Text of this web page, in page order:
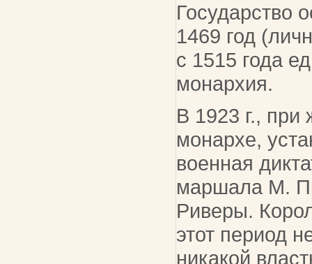
Государство
1469 год
с 1515 года
монархия.
В 1923 г., при
монархе,
военная
маршала М.
Риверы.
этот период
никакой